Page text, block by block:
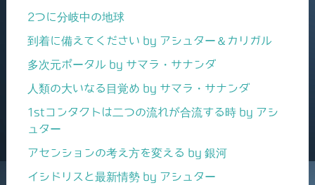
2つに分岐中の地球
到着に備えてください by アシュター＆カリガル
多次元ポータル by サマラ・サナンダ
人類の大いなる目覚め by サマラ・サナンダ
1stコンタクトは二つの流れが合流する時 by アシ
ュター
アセンションの考え方を変える by 銀河
イシドリスと最新情勢 by アシュター